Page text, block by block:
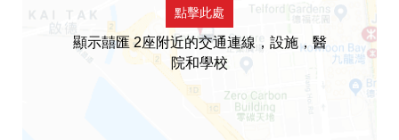
點擊此處
顯示囍匯 2座附近的交通連線，設施，醫
院和學校